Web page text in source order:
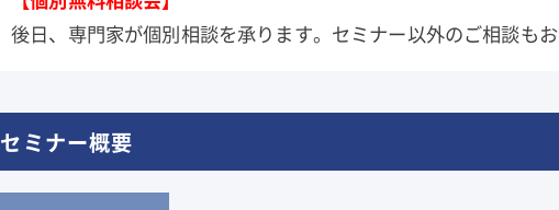
後日、専門家が個別相談を承ります。セミナー以外のご相談も
セミナー概要